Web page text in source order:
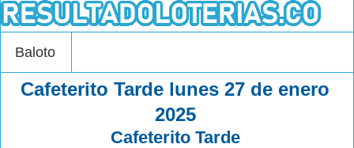
Baloto
Cafeterito Tarde lunes 27 de enero
2025
Cafeterito Tarde